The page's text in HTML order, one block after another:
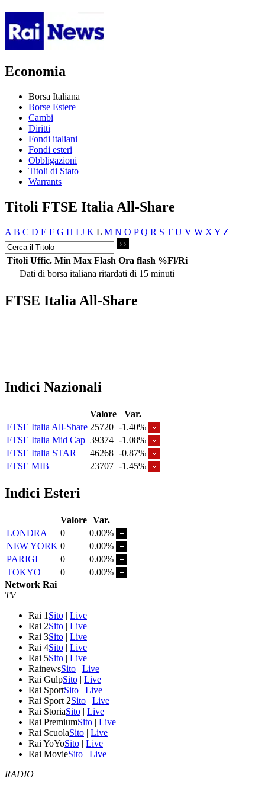
Economia
Borsa Italiana
Borse Estere
Cambi
Diritti
Fondi italiani
Fondi esteri
Obbligazioni
Titoli di Stato
Warrants
Titoli FTSE Italia All-Share
A B C D E F G H I J K L M N O P Q R S T U V W X Y Z
Titoli Uffic. Min Max Flash Ora flash %Fl/Ri
Dati di borsa italiana ritardati di 15 minuti
FTSE Italia All-Share
Indici Nazionali
Valore
Var.
FTSE Italia All-Share 25720 -1.40%
FTSE Italia Mid Cap 39374 -1.08%
FTSE Italia STAR
46268 -0.87%
FTSE MIB
23707 -1.45%
Indici Esteri
Valore Var.
LONDRA
0
0.00%
NEW YORK 0
0.00%
PARIGI
0
0.00%
TOKYO
0
0.00%
Network Rai
TV
Rai 1 Sito | Live
Rai 2Sito | Live
Rai 3Sito | Live
Rai 4Sito | Live
Rai 5Sito | Live
RainewsSito | Live
Rai GulpSito | Live
Rai SportSito | Live
Rai Sport 2Sito | Live
Rai StoriaSito | Live
Rai PremiumSito | Live
Rai ScuolaSito | Live
Rai YoYoSito | Live
Rai MovieSito | Live
RADIO